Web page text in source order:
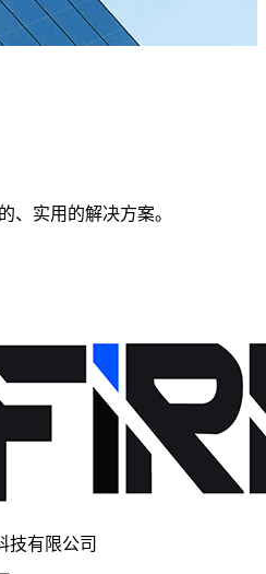
、实用的解决方案。
技有限公司